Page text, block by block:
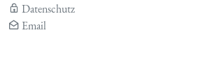
Datenschutz
Email